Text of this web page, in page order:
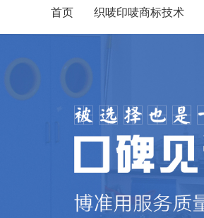
首页 织唛印唛商标技术